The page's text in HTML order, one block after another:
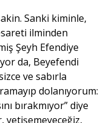
Sanki kiminle,
ilminden
Şeyh Efendiye
da, Beyefendi
ve sabırla
dolanıyorum:
bırakmıyor” diye
yetişemeyeceğiz,